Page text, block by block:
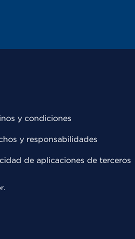
y condiciones
y responsabilidades
de aplicaciones de terceros